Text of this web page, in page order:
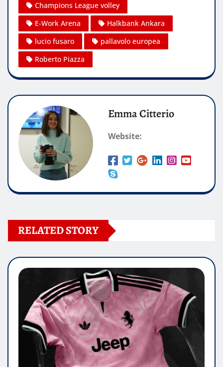
Champions League volley
E-Work Arena
Halkbank Ankara
lucio fusaro
pallavolo europea
Roberto Piazza
Emma Citterio
Website:
RELATED STORY